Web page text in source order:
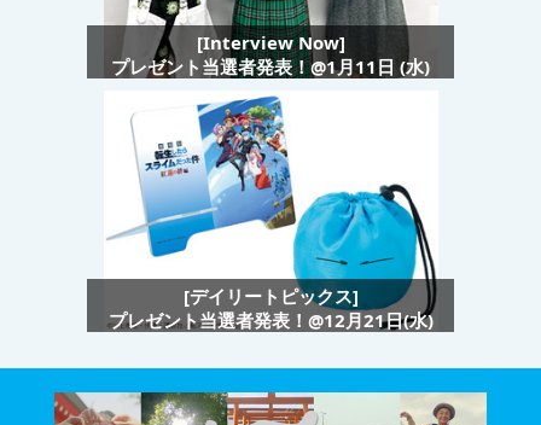
[Interview Now]
プレゼント当選者発表！@1月11日 (水)
[デイリートピックス]
プレゼント当選者発表！@12月21日(水)